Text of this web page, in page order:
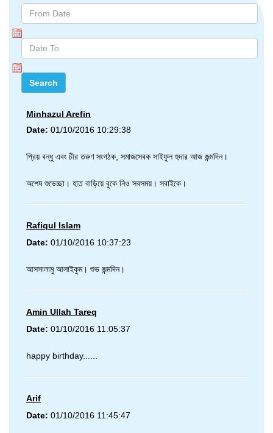
Minhazul Arefin
Date: 01/10/2016 10:29:38
প্রিয় বন্ধু এবং চীর তরুণ সংগঠক, সমাজসেবক সাইফুল হুদার আজ জন্মদিন।
অশেষ শুভেচ্ছা। হাত বাড়িয়ে বুকে নিও সবসময়। সবাইকে।
Rafiqul Islam
Date: 01/10/2016 10:37:23
আসসালামু আলাইকুম। শুভ জন্মদিন।
Amin Ullah Tareq
Date: 01/10/2016 11:05:37
happy birthday......
Arif
Date: 01/10/2016 11:45:47